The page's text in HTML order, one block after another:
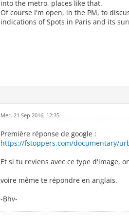
into the metro, places like that.
Of course I'm open, in the PM, to
indications of Spots in Paris and its
Mer. 21 Sep 2016, 12:35
Première réponse de google :
https://fstoppers.com/documentary/
Et si tu reviens avec ce type d'image,
voire même te répondre en anglais.
-Bhv-